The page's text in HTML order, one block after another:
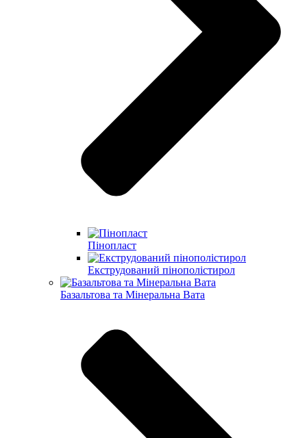
Пінопласт
Екструдований пінополістирол
Базальтова та Мінеральна Вата